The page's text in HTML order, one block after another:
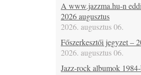
A www.jazzma.hu-n
2026 augusztus
2026. augusztus 06.
Főszerkesztői jegyzet –
2026. augusztus 06.
Jazz-rock albumok